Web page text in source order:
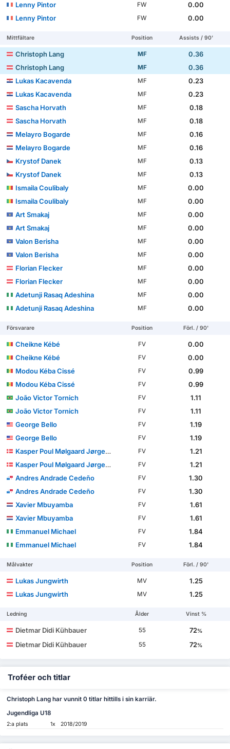
Lenny Pintor
FW
0.00
Lenny Pintor
FW 0.00
Mittfältare Position Assists / 90'
Christoph Lang MF
0.36
Christoph Lang
MF
0.36
Lukas Kacavenda
MF
0.23
Lukas Kacavenda
MF
0.23
Sascha Horvath
MF
0.18
Sascha Horvath
MF
0.18
Melayro Bogarde
MF
0.16
Melayro Bogarde
MF
0.16
Krystof Danek
MF
0.13
Krystof Danek
MF
0.13
Ismaila Coulibaly
MF
0.00
Ismaila Coulibaly
MF
0.00
Art Smakaj
MF
0.00
Art Smakaj
MF
0.00
Valon Berisha
MF
0.00
Valon Berisha
MF
0.00
Florian Flecker
MF
0.00
Florian Flecker
MF
0.00
Adetunji Rasaq Adeshina
MF
0.00
Adetunji Rasaq Adeshina
MF 0.00
Försvarare Position Förl. / 90'
Cheikne Kébé FV
0.00
Cheikne Kébé
FV
0.00
Modou Kéba Cissé
FV
0.99
Modou Kéba Cissé
FV
0.99
João Victor Tornich
FV
1.11
João Victor Tornich
FV
1.11
George Bello
FV
1.19
George Bello
FV
1.19
Kasper Poul Mølgaard Jørgensen
FV
1.21
Kasper Poul Mølgaard Jørgensen
FV
1.21
Andres Andrade Cedeño
FV
1.30
Andres Andrade Cedeño
FV
1.30
Xavier Mbuyamba
FV
1.61
Xavier Mbuyamba
FV
1.61
Emmanuel Michael
FV
1.84
Emmanuel Michael
FV 1.84
Målvakter Position Förl. / 90'
Lukas Jungwirth MV
1.25
Lukas Jungwirth
MV 1.25
Ledning Ålder Vinst %
Dietmar Didi Kühbauer 55 72%
Dietmar Didi Kühbauer 55 72%
Troféer och titlar
Christoph Lang har vunnit 0 titlar hittills i sin karriär.
Jugendliga U18
2:a plats 1x 2018/2019